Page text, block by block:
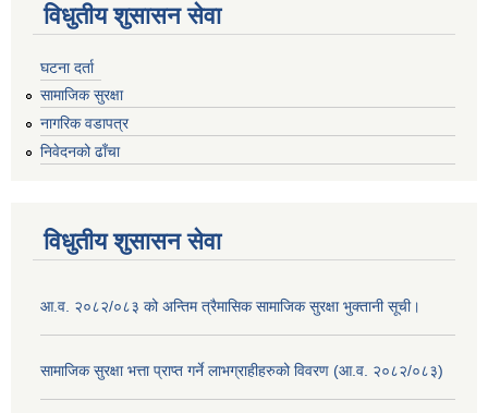
विधुतीय शुसासन सेवा
घटना दर्ता
सामाजिक सुरक्षा
नागरिक वडापत्र
निवेदनको ढाँचा
विधुतीय शुसासन सेवा
आ.व. २०८२/०८३ को अन्तिम त्रैमासिक सामाजिक सुरक्षा भुक्तानी सूची।
सामाजिक सुरक्षा भत्ता प्राप्त गर्ने लाभग्राहीहरुको विवरण (आ.व. २०८२/०८३)